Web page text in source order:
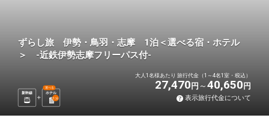
ずらし旅 伊勢・鳥羽・志摩 1泊＜選べる宿・ホテル
＞ -近鉄伊勢志摩フリーパス付-
新幹線 ホテル
選べる
1 泊
大人1名様あたり 旅行代金（1～4名1室・税込）
27,470 円 40,650 円
表示旅行代金について